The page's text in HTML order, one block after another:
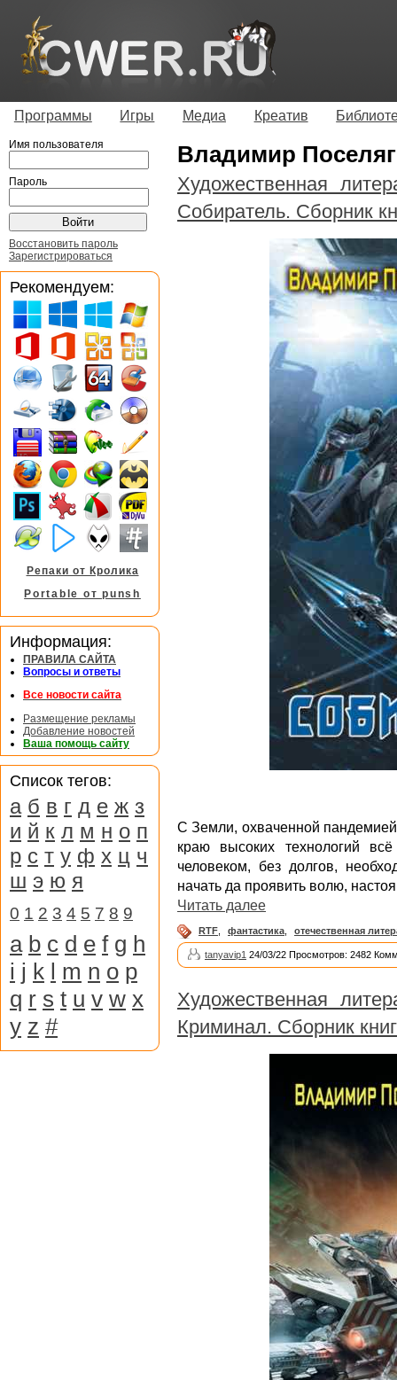
Программы Игры Медиа Креатив
Владимир
Художественная
Собиратель. Сборник
С Земли, охваченной
краю высоких технологий
человеком, без долгов,
начать да проявить волю,
Читать далее
RTF фантастика отечественная
tanyavip1 24/03/22 Просмотров: 2482
Художественная
Криминал. Сборник книг
Имя пользователя
Пароль
Восстановить пароль
Зарегистрироваться
Рекомендуем:
Репаки от Кролика
Portable от punsh
Информация:
ПРАВИЛА САЙТА
Вопросы и ответы
Все новости сайта
Размещение рекламы
Добавление новостей
Ваша помощь сайту
Список тегов:
а б в г д е ж з
и й к л м н о п
р с т у ф х ц ч
ш э ю я
0 1 2 3 4 5 7 8 9
a b c d e f g h
i j k l m n o p
q r s t u v w x
y z #